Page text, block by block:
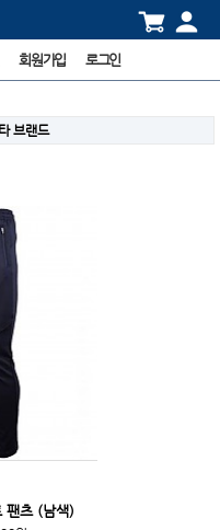
회원가입 로그인
브랜드
팬츠 (남색)